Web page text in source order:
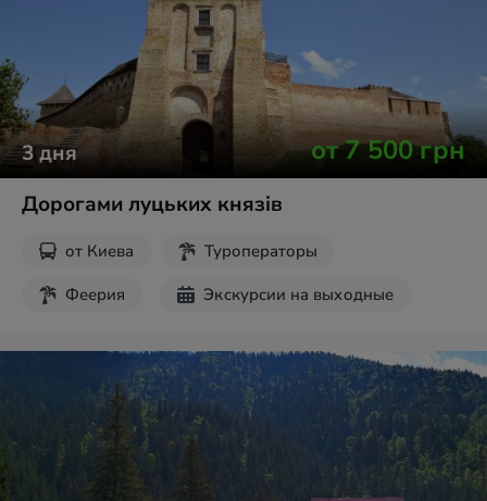
3дня от7 500грн
Дорогами луцьких князів
от Киева
Туроператоры
Феерия
Экскурсии на выходные